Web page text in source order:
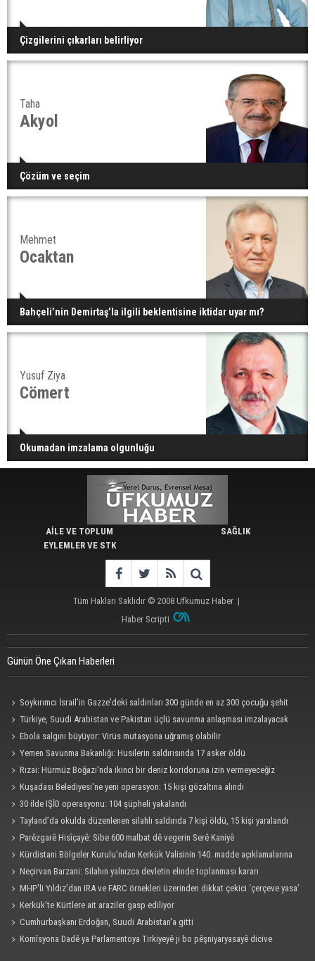
Çizgilerini çıkarları belirliyor
Taha
Akyol
Çözüm ve seçim
Mehmet
Ocaktan
Bahçeli’nin Demirtaş’la ilgili beklentisine iktidar uyar mı?
Yusuf Ziya
Cömert
Okumadan imzalama olgunluğu
AİLE VE TOPLUM
EYLEMLER VE STK
SAĞLIK
Tüm Hakları Saklıdır © 2008 Ufkumuz Haber |
Haber Scripti
Günün Öne Çıkan Haberleri
Soykırımcı İsrail'in Gazze'deki saldırıları 300 günde en az 300 çocuğu şehit
etti Türkiye, Suudi Arabistan ve Pakistan üçlü savunma anlaşması imzalayacak
Ebola salgını büyüyor: Virüs mutasyona uğramış olabilir
Yemen Savunma Bakanlığı: Husilerin saldırısında 17 asker öldü
Rızai: Hürmüz Boğazı'nda ikinci bir deniz koridoruna izin vermeyeceğiz
Kuşadası Belediyesi'ne yeni operasyon: 15 kişi gözaltına alındı
30 ilde IŞİD operasyonu: 104 şüpheli yakalandı
Tayland’da okulda düzenlenen silahlı saldırıda 7 kişi öldü, 15 kişi yaralandı
Parêzgarê Hisîçayê: Sibe 600 malbat dê vegerin Serê Kaniyê
Kürdistani Bölgeler Kurulu’ndan Kerkük Valisinin 140. madde açıklamalarına
tepkiNeçirvan Barzani: Silahın yalnızca devletin elinde toplanması kararı
uygulanmalı
MHP'li Yıldız’dan IRA ve FARC örnekleri üzerinden dikkat çekici ‘çerçeve yasa’
açıklaması
Kerkük’te Kürtlere ait araziler gasp ediliyor
Cumhurbaşkanı Erdoğan, Suudi Arabistan'a gitti
Komîsyona Dadê ya Parlamentoya Tirkiyeyê ji bo pêşniyaryasayê dicive